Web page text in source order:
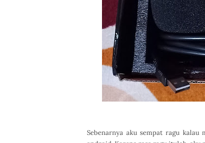
Sebenarnya aku sempat ragu